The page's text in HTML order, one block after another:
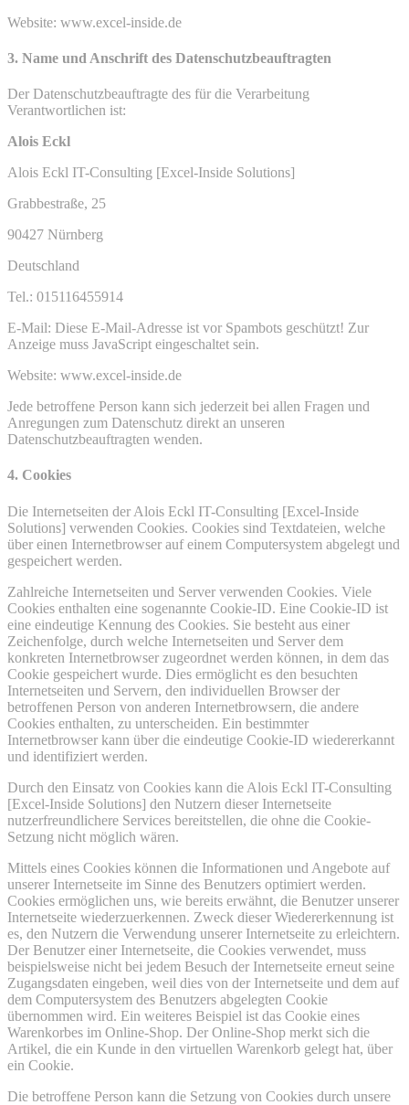
Website: www.excel-inside.de
3. Name und Anschrift des Datenschutzbeauftragten
Der Datenschutzbeauftragte des für die Verarbeitung
Verantwortlichen ist:
Alois Eckl
Alois Eckl IT-Consulting [Excel-Inside Solutions]
Grabbestraße, 25
90427 Nürnberg
Deutschland
Tel.: 015116455914
E-Mail: Diese E-Mail-Adresse ist vor Spambots geschützt! Zur
Anzeige muss JavaScript eingeschaltet sein.
Website: www.excel-inside.de
Jede betroffene Person kann sich jederzeit bei allen Fragen und
Anregungen zum Datenschutz direkt an unseren
Datenschutzbeauftragten wenden.
4. Cookies
Die Internetseiten der Alois Eckl IT-Consulting [Excel-Inside
Solutions] verwenden Cookies. Cookies sind Textdateien, welche
über einen Internetbrowser auf einem Computersystem abgelegt und
gespeichert werden.
Zahlreiche Internetseiten und Server verwenden Cookies. Viele
Cookies enthalten eine sogenannte Cookie-ID. Eine Cookie-ID ist
eine eindeutige Kennung des Cookies. Sie besteht aus einer
Zeichenfolge, durch welche Internetseiten und Server dem
konkreten Internetbrowser zugeordnet werden können, in dem das
Cookie gespeichert wurde. Dies ermöglicht es den besuchten
Internetseiten und Servern, den individuellen Browser der
betroffenen Person von anderen Internetbrowsern, die andere
Cookies enthalten, zu unterscheiden. Ein bestimmter
Internetbrowser kann über die eindeutige Cookie-ID wiedererkannt
und identifiziert werden.
Durch den Einsatz von Cookies kann die Alois Eckl IT-Consulting
[Excel-Inside Solutions] den Nutzern dieser Internetseite
nutzerfreundlichere Services bereitstellen, die ohne die Cookie-
Setzung nicht möglich wären.
Mittels eines Cookies können die Informationen und Angebote auf
unserer Internetseite im Sinne des Benutzers optimiert werden.
Cookies ermöglichen uns, wie bereits erwähnt, die Benutzer unserer
Internetseite wiederzuerkennen. Zweck dieser Wiedererkennung ist
es, den Nutzern die Verwendung unserer Internetseite zu erleichtern.
Der Benutzer einer Internetseite, die Cookies verwendet, muss
beispielsweise nicht bei jedem Besuch der Internetseite erneut seine
Zugangsdaten eingeben, weil dies von der Internetseite und dem auf
dem Computersystem des Benutzers abgelegten Cookie
übernommen wird. Ein weiteres Beispiel ist das Cookie eines
Warenkorbes im Online-Shop. Der Online-Shop merkt sich die
Artikel, die ein Kunde in den virtuellen Warenkorb gelegt hat, über
ein Cookie.
Die betroffene Person kann die Setzung von Cookies durch unsere